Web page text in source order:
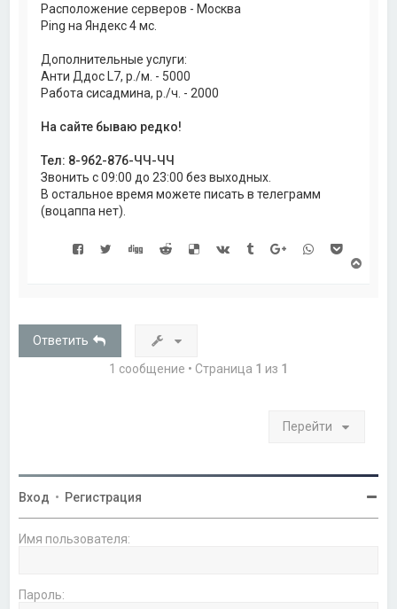
Расположение серверов - Москва
Ping на Яндекс 4 мс.
Дополнительные услуги:
Анти Ддос L7, р./м. - 5000
Работа сисадмина, р./ч. - 2000
На сайте бываю редко!
Тел: 8-9б2-87б-ЧЧ-ЧЧ
Звонить с 09:00 до 23:00 без выходных.
В остальное время можете писать в телеграмм
(воцаппа нет).
у
Ответить
1 сообщение • Страница 1 из 1
Перейти
Вход • Регистрация
Имя пользователя:
Пароль: